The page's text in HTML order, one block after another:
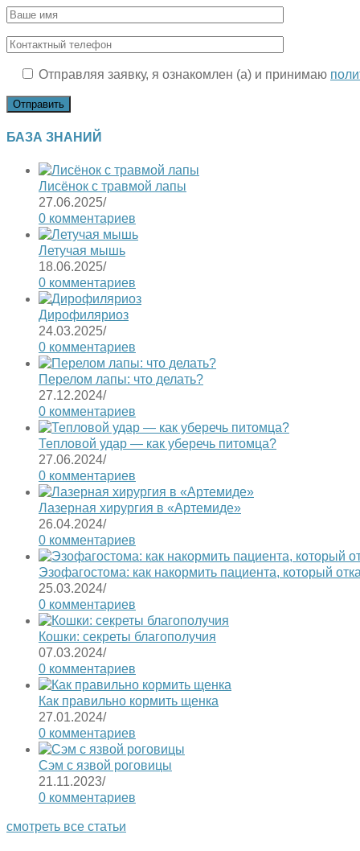
Отправляя заявку, я ознакомлен (а) и принимаю
БАЗА ЗНАНИЙ
Лисёнок с травмой лапы
27.06.2025/
0 комментариев
Летучая мышь
18.06.2025/
0 комментариев
Дирофиляриоз
24.03.2025/
0 комментариев
Перелом лапы: что делать?
27.12.2024/
0 комментариев
Тепловой удар — как уберечь питомца?
27.06.2024/
0 комментариев
Лазерная хирургия в «Артемиде»
26.04.2024/
0 комментариев
Эзофагостома: как накормить пациента, который
25.03.2024/
0 комментариев
Кошки: секреты благополучия
07.03.2024/
0 комментариев
Как правильно кормить щенка
27.01.2024/
0 комментариев
Сэм с язвой роговицы
21.11.2023/
0 комментариев
смотреть все статьи